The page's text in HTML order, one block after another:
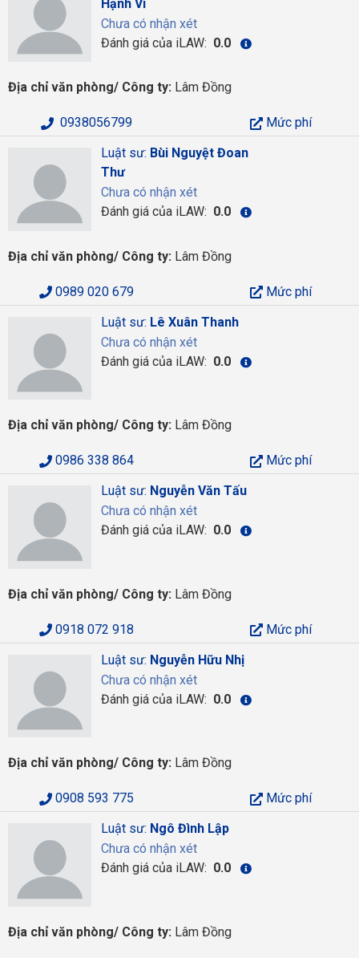
Hạnh Vi
Chưa có nhận xét
Đánh giá của iLAW: 0.0
Địa chỉ văn phòng/ Công ty: Lâm Đồng
0938056799
Mức phí
Luật sư: Bùi Nguyệt Đoan
Thư
Chưa có nhận xét
Đánh giá của iLAW: 0.0
Địa chỉ văn phòng/ Công ty: Lâm Đồng
0989 020 679
Mức phí
Luật sư: Lê Xuân Thanh
Chưa có nhận xét
Đánh giá của iLAW: 0.0
Địa chỉ văn phòng/ Công ty: Lâm Đồng
0986 338 864
Mức phí
Luật sư: Nguyễn Văn Tấu
Chưa có nhận xét
Đánh giá của iLAW: 0.0
Địa chỉ văn phòng/ Công ty: Lâm Đồng
0918 072 918
Mức phí
Luật sư: Nguyễn Hữu Nhị
Chưa có nhận xét
Đánh giá của iLAW: 0.0
Địa chỉ văn phòng/ Công ty: Lâm Đồng
0908 593 775
Mức phí
Luật sư: Ngô Đình Lập
Chưa có nhận xét
Đánh giá của iLAW: 0.0
Địa chỉ văn phòng/ Công ty: Lâm Đồng